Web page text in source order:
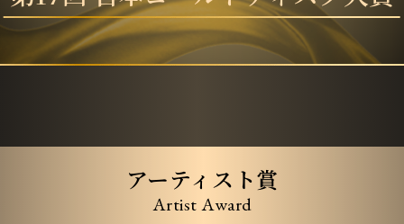
アーティスト賞
Artist Award